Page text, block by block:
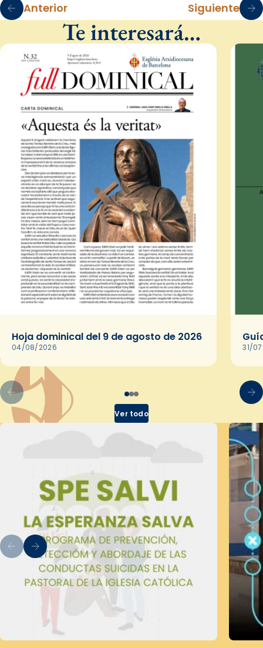
Anterior Siguiente
Te interesará…
Hoja dominical del 9 de agosto de 2026
04/08/2026 31/
Ver todo